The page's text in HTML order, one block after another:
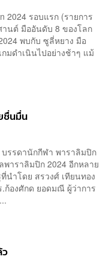
รอบแรก (รายการ
านต์ มืออันดับ 8 ของโลก
พบกับ ซูลี่หยาง มือ
มดำเนินไปอย่างช้าๆ แม้
ชื่นมื่น
รรดานักกีฬา พาราลิมปิก
าราลิมปิก 2024 อีกหลาย
ำโดย สรวงศ์ เทียนทอง
ก้องศักด ยอดมณี ผู้ว่าการ